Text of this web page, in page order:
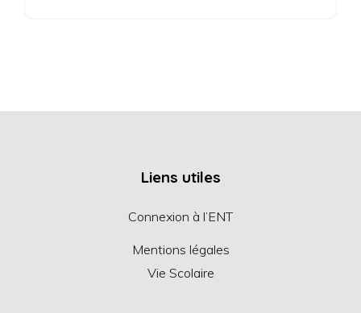
Liens utiles
Connexion à l’ENT
Mentions légales
Vie Scolaire